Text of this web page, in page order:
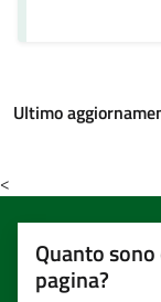
Ultimo
<
Quanto
pagina?